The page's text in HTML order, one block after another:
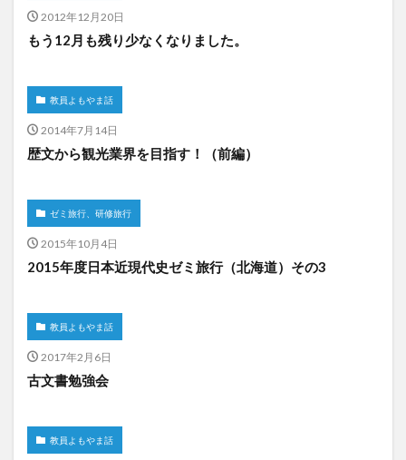
2012年12月20日
もう12月も残り少なくなりました。
教員よもやま話
2014年7月14日
歴文から観光業界を目指す！（前編）
ゼミ旅行、研修旅行
2015年10月4日
2015年度日本近現代史ゼミ旅行（北海道）その3
教員よもやま話
2017年2月6日
古文書勉強会
教員よもやま話